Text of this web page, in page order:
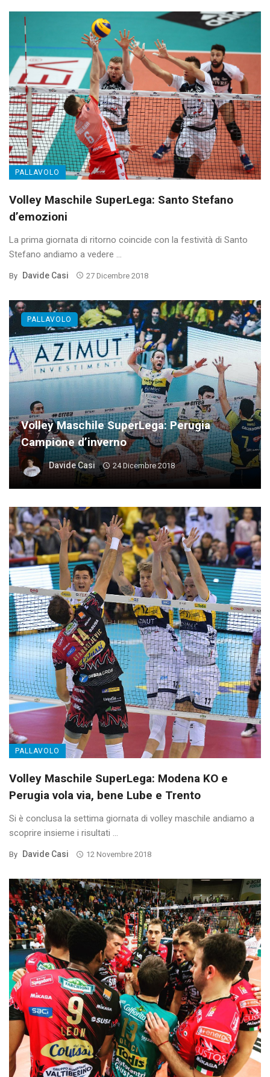
PALLAVOLO
Volley Maschile SuperLega: Santo Stefano
d’emozioni
La prima giornata di ritorno coincide con la festività di Santo
Stefano andiamo a vedere ...
By Davide Casi 27 Dicembre 2018
Volley Maschile SuperLega: Perugia
Campione d’inverno
Davide Casi 24 Dicembre 2018
PALLAVOLO
PALLAVOLO
Volley Maschile SuperLega: Modena KO e
Perugia vola via, bene Lube e Trento
Si è conclusa la settima giornata di volley maschile andiamo a
scoprire insieme i risultati ...
By Davide Casi 12 Novembre 2018